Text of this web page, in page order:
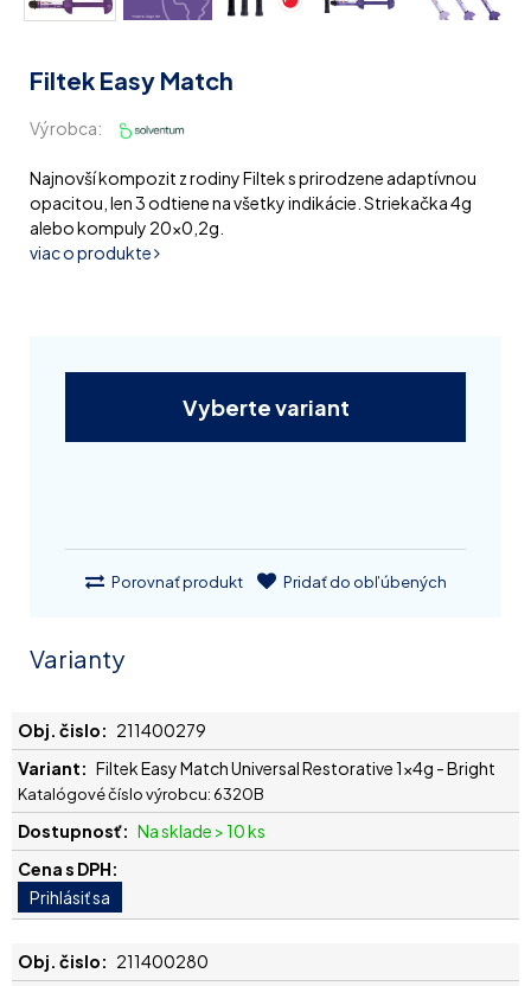
Filtek Easy Match
Výrobca:
Najnovší kompozit z rodiny Filtek s prirodzene adaptívnou
opacitou, len 3 odtiene na všetky indikácie. Striekačka 4g
alebo kompuly 20x0,2g.
viac o produkte
Vyberte variant
Porovnať produkt Pridať do obľúbených
Varianty
211400279
Filtek Easy Match Universal Restorative 1x4g - Bright
Katalógové číslo výrobcu: 6320B
Na sklade > 10 ks
211400280